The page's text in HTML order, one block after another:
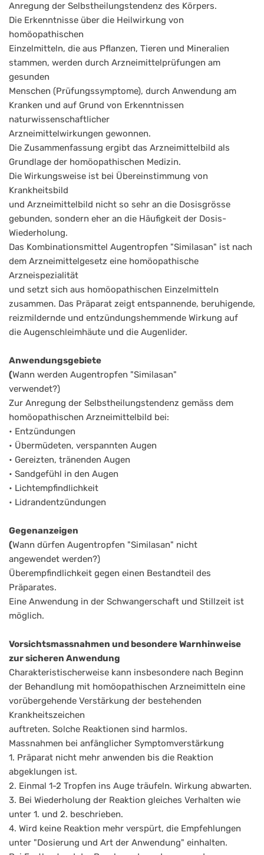
Anregung der Selbstheilungstendenz des Körpers.
Die Erkenntnisse über die Heilwirkung von
homöopathischen
Einzelmitteln, die aus Pflanzen, Tieren und Mineralien
stammen, werden durch Arzneimittelprüfungen am
gesunden
Menschen (Prüfungssymptome), durch Anwendung am
Kranken und auf Grund von Erkenntnissen
naturwissenschaftlicher
Arzneimittelwirkungen gewonnen.
Die Zusammenfassung ergibt das Arzneimittelbild als
Grundlage der homöopathischen Medizin.
Die Wirkungsweise ist bei Übereinstimmung von
Krankheitsbild
und Arzneimittelbild nicht so sehr an die Dosisgrösse
gebunden, sondern eher an die Häufigkeit der Dosis-
Wiederholung.
Das Kombinationsmittel Augentropfen "Similasan" ist nach
dem Arzneimittelgesetz eine homöopathische
Arzneispezialität
und setzt sich aus homöopathischen Einzelmitteln
zusammen. Das Präparat zeigt entspannende, beruhigende,
reizmildernde und entzündungshemmende Wirkung auf
die Augenschleimhäute und die Augenlider.
Anwendungsgebiete
(Wann werden Augentropfen "Similasan"
verwendet?)
Zur Anregung der Selbstheilungstendenz gemäss dem
homöopathischen Arzneimittelbild bei:
• Entzündungen
• Übermüdeten, verspannten Augen
• Gereizten, tränenden Augen
• Sandgefühl in den Augen
• Lichtempfindlichkeit
• Lidrandentzündungen
Gegenanzeigen
(Wann dürfen Augentropfen "Similasan" nicht
angewendet werden?)
Überempfindlichkeit gegen einen Bestandteil des
Präparates.
Eine Anwendung in der Schwangerschaft und Stillzeit ist
möglich.
Vorsichtsmassnahmen und besondere Warnhinweise
zur sicheren Anwendung
Charakteristischerweise kann insbesondere nach Beginn
der Behandlung mit homöopathischen Arzneimitteln eine
vorübergehende Verstärkung der bestehenden
Krankheitszeichen
auftreten. Solche Reaktionen sind harmlos.
Massnahmen bei anfänglicher Symptomverstärkung
1. Präparat nicht mehr anwenden bis die Reaktion
abgeklungen ist.
2. Einmal 1-2 Tropfen ins Auge träufeln. Wirkung abwarten.
3. Bei Wiederholung der Reaktion gleiches Verhalten wie
unter 1. und 2. beschrieben.
4. Wird keine Reaktion mehr verspürt, die Empfehlungen
unter "Dosierung und Art der Anwendung" einhalten.